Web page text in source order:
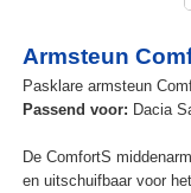
Armsteun
Pasklare armsteun
Passend voor: Dacia
De ComfortS
en uitschuifbaar voor